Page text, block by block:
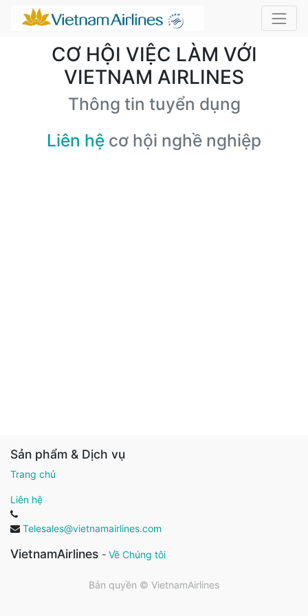
CƠ HỘI VIỆC LÀM VỚI
VIETNAM AIRLINES
Thông tin tuyển dụng
Liên hệ cơ hội nghề nghiệp
Sản phẩm & Dịch vụ
Trang chủ
Liên hệ
Telesales@vietnamairlines.com
VietnamAirlines - Về Chúng tôi
Bản quyền © VietnamAirlines